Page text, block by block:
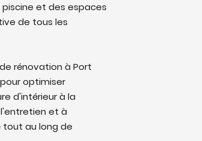
et des espaces
de tous les
rénovation à Port
optimiser
d'intérieur à la
et à
au long de